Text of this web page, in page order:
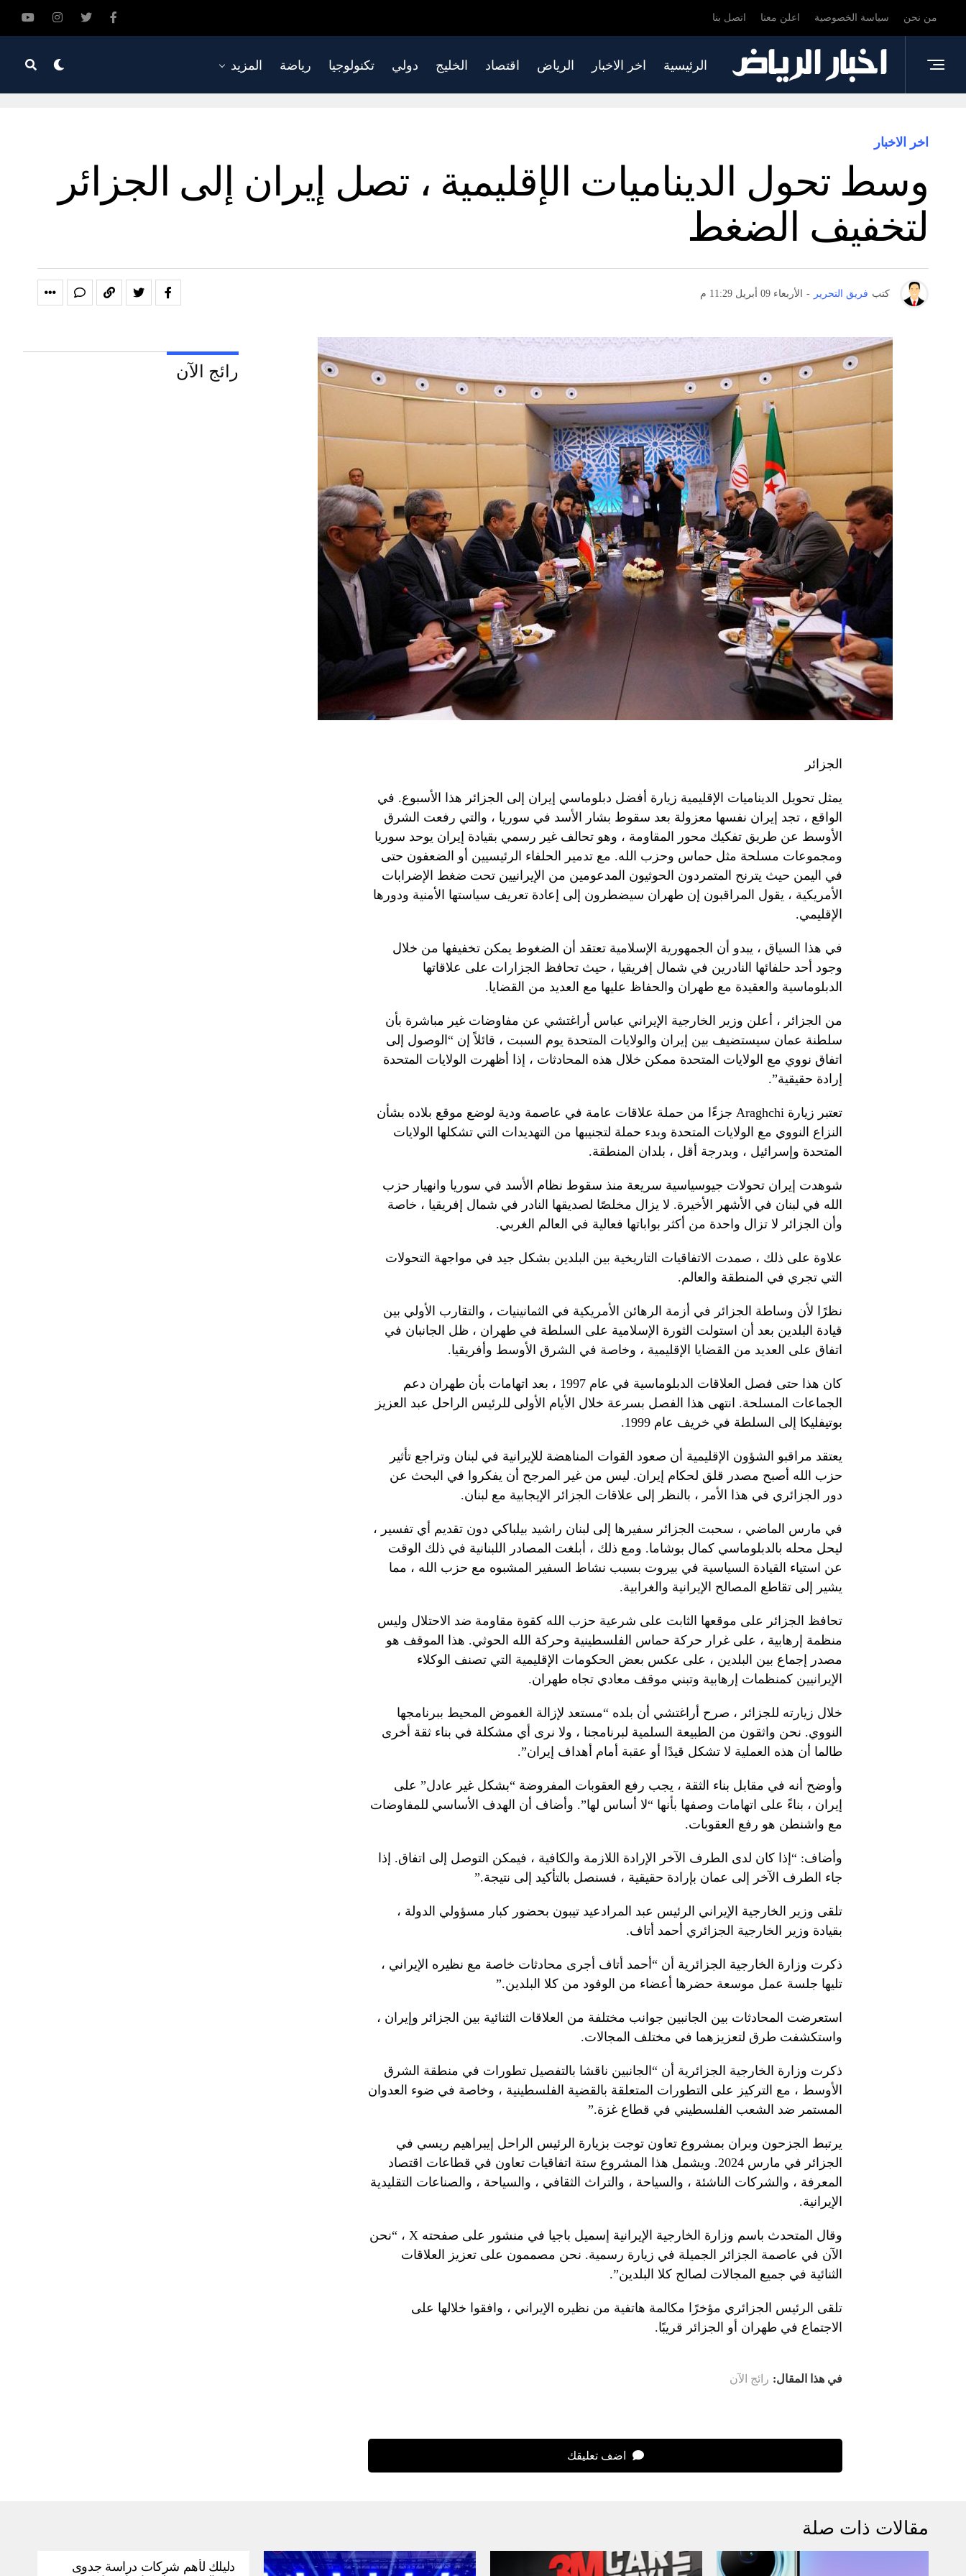
من نحن سياسة الخصوصية اعلن معنا اتصل بنا
الرئيسية اخر الاخبار الرياض اقتصاد الخليج دولي تكنولوجيا رياضة المزيد
اخر الاخبار
وسط تحول الديناميات الإقليمية ، تصل إيران إلى الجزائر
لتخفيف الضغط
كتب فريق التحرير - الأربعاء 09 أبريل 11:29 م
الجزائر
يمثل تحويل الديناميات الإقليمية زيارة أفضل دبلوماسي إيران إلى الجزائر هذا الأسبوع. في
الواقع ، تجد إيران نفسها معزولة بعد سقوط بشار الأسد في سوريا ، والتي رفعت الشرق
الأوسط عن طريق تفكيك محور المقاومة ، وهو تحالف غير رسمي بقيادة إيران يوحد سوريا
ومجموعات مسلحة مثل حماس وحزب الله. مع تدمير الحلفاء الرئيسيين أو الضعفون حتى
في اليمن حيث يترنح المتمردون الحوثيون المدعومين من الإيرانيين تحت ضغط الإضرابات
الأمريكية ، يقول المراقبون إن طهران سيضطرون إلى إعادة تعريف سياستها الأمنية ودورها
الإقليمي.
في هذا السياق ، يبدو أن الجمهورية الإسلامية تعتقد أن الضغوط يمكن تخفيفها من خلال
وجود أحد حلفائها النادرين في شمال إفريقيا ، حيث تحافظ الجزارات على علاقاتها
الدبلوماسية والعقيدة مع طهران والحفاظ عليها مع العديد من القضايا.
من الجزائر ، أعلن وزير الخارجية الإيراني عباس أراغتشي عن مفاوضات غير مباشرة بأن
سلطنة عمان سيستضيف بين إيران والولايات المتحدة يوم السبت ، قائلاً إن “الوصول إلى
اتفاق نووي مع الولايات المتحدة ممكن خلال هذه المحادثات ، إذا أظهرت الولايات المتحدة
إرادة حقيقية”.
تعتبر زيارة Araghchi جزءًا من حملة علاقات عامة في عاصمة ودية لوضع موقع بلاده بشأن
النزاع النووي مع الولايات المتحدة وبدء حملة لتجنيبها من التهديدات التي تشكلها الولايات
المتحدة وإسرائيل ، وبدرجة أقل ، بلدان المنطقة.
شوهدت إيران تحولات جيوسياسية سريعة منذ سقوط نظام الأسد في سوريا وانهيار حزب
الله في لبنان في الأشهر الأخيرة. لا يزال مخلصًا لصديقها النادر في شمال إفريقيا ، خاصة
وأن الجزائر لا تزال واحدة من أكثر بواباتها فعالية في العالم الغربي.
علاوة على ذلك ، صمدت الاتفاقيات التاريخية بين البلدين بشكل جيد في مواجهة التحولات
التي تجري في المنطقة والعالم.
نظرًا لأن وساطة الجزائر في أزمة الرهائن الأمريكية في الثمانينيات ، والتقارب الأولي بين
قيادة البلدين بعد أن استولت الثورة الإسلامية على السلطة في طهران ، ظل الجانبان في
اتفاق على العديد من القضايا الإقليمية ، وخاصة في الشرق الأوسط وأفريقيا.
كان هذا حتى فصل العلاقات الدبلوماسية في عام 1997 ، بعد اتهامات بأن طهران دعم
الجماعات المسلحة. انتهى هذا الفصل بسرعة خلال الأيام الأولى للرئيس الراحل عبد العزيز
بوتيفليكا إلى السلطة في خريف عام 1999.
يعتقد مراقبو الشؤون الإقليمية أن صعود القوات المناهضة للإيرانية في لبنان وتراجع تأثير
حزب الله أصبح مصدر قلق لحكام إيران. ليس من غير المرجح أن يفكروا في البحث عن
دور الجزائري في هذا الأمر ، بالنظر إلى علاقات الجزائر الإيجابية مع لبنان.
في مارس الماضي ، سحبت الجزائر سفيرها إلى لبنان راشيد بيلباكي دون تقديم أي تفسير ،
ليحل محله بالدبلوماسي كمال بوشاما. ومع ذلك ، أبلغت المصادر اللبنانية في ذلك الوقت
عن استياء القيادة السياسية في بيروت بسبب نشاط السفير المشبوه مع حزب الله ، مما
يشير إلى تقاطع المصالح الإيرانية والغرابية.
تحافظ الجزائر على موقعها الثابت على شرعية حزب الله كقوة مقاومة ضد الاحتلال وليس
منظمة إرهابية ، على غرار حركة حماس الفلسطينية وحركة الله الحوثي. هذا الموقف هو
مصدر إجماع بين البلدين ، على عكس بعض الحكومات الإقليمية التي تصنف الوكلاء
الإيرانيين كمنظمات إرهابية وتبني موقف معادي تجاه طهران.
خلال زيارته للجزائر ، صرح أراغتشي أن بلده “مستعد لإزالة الغموض المحيط ببرنامجها
النووي. نحن واثقون من الطبيعة السلمية لبرنامجنا ، ولا نرى أي مشكلة في بناء ثقة أخرى
طالما أن هذه العملية لا تشكل قيدًا أو عقبة أمام أهداف إيران”.
وأوضح أنه في مقابل بناء الثقة ، يجب رفع العقوبات المفروضة “بشكل غير عادل” على
إيران ، بناءً على اتهامات وصفها بأنها “لا أساس لها”. وأضاف أن الهدف الأساسي للمفاوضات
مع واشنطن هو رفع العقوبات.
وأضاف: “إذا كان لدى الطرف الآخر الإرادة اللازمة والكافية ، فيمكن التوصل إلى اتفاق. إذا
جاء الطرف الآخر إلى عمان بإرادة حقيقية ، فسنصل بالتأكيد إلى نتيجة.”
تلقى وزير الخارجية الإيراني الرئيس عبد المرادعيد تيبون بحضور كبار مسؤولي الدولة ،
بقيادة وزير الخارجية الجزائري أحمد أتاف.
ذكرت وزارة الخارجية الجزائرية أن “أحمد أتاف أجرى محادثات خاصة مع نظيره الإيراني ،
تليها جلسة عمل موسعة حضرها أعضاء من الوفود من كلا البلدين.”
استعرضت المحادثات بين الجانبين جوانب مختلفة من العلاقات الثنائية بين الجزائر وإيران ،
واستكشفت طرق لتعزيزهما في مختلف المجالات.
ذكرت وزارة الخارجية الجزائرية أن “الجانبين ناقشا بالتفصيل تطورات في منطقة الشرق
الأوسط ، مع التركيز على التطورات المتعلقة بالقضية الفلسطينية ، وخاصة في ضوء العدوان
المستمر ضد الشعب الفلسطيني في قطاع غزة.”
يرتبط الجزحون وبران بمشروع تعاون توجت بزيارة الرئيس الراحل إيبراهيم ريسي في
الجزائر في مارس 2024. ويشمل هذا المشروع ستة اتفاقيات تعاون في قطاعات اقتصاد
المعرفة ، والشركات الناشئة ، والسياحة ، والتراث الثقافي ، والسياحة ، والصناعات التقليدية
الإيرانية.
وقال المتحدث باسم وزارة الخارجية الإيرانية إسميل باجيا في منشور على صفحته X ، “نحن
الآن في عاصمة الجزائر الجميلة في زيارة رسمية. نحن مصممون على تعزيز العلاقات
الثنائية في جميع المجالات لصالح كلا البلدين”.
تلقى الرئيس الجزائري مؤخرًا مكالمة هاتفية من نظيره الإيراني ، وافقوا خلالها على
الاجتماع في طهران أو الجزائر قريبًا.
في هذا المقال: رائج الآن
اضف تعليقك
رائج الآن
مقالات ذات صلة
دليلك لأهم شركات دراسة جدوى